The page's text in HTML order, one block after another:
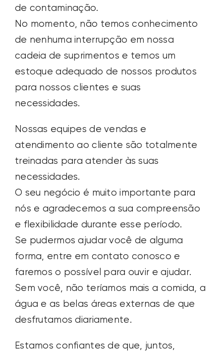
de contaminação.
No momento, não temos conhecimento
de nenhuma interrupção em nossa
cadeia de suprimentos e temos um
estoque adequado de nossos produtos
para nossos clientes e suas
necessidades.
Nossas equipes de vendas e
atendimento ao cliente são totalmente
treinadas para atender às suas
necessidades.
O seu negócio é muito importante para
nós e agradecemos a sua compreensão
e flexibilidade durante esse período.
Se pudermos ajudar você de alguma
forma, entre em contato conosco e
faremos o possível para ouvir e ajudar.
Sem você, não teríamos mais a comida, a
água e as belas áreas externas de que
desfrutamos diariamente.
Estamos confiantes de que, juntos,